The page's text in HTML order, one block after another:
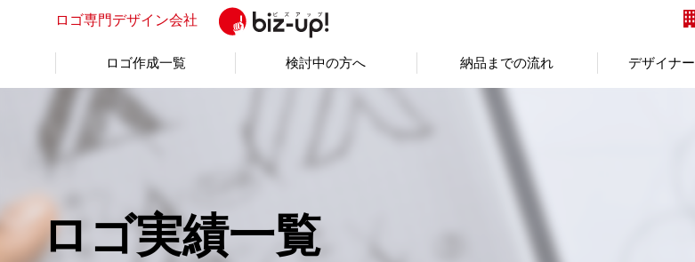
ロゴ専門デザイン会社
ロゴ作成一覧 検討中の方へ 納品までの流れ デザイナ
ロゴ実績一覧